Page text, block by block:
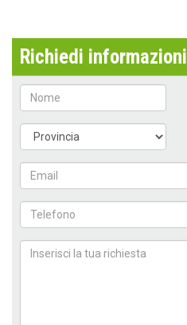
Richiedi informazioni